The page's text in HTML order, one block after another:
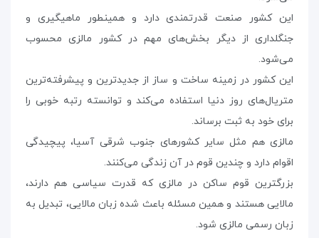
این کشور صنعت قدرتمندی دارد و همینطور ماهیگیری و
جنگلداری از دیگر بخش‌های مهم در کشور مالزی محسوب
می‌شود.
این کشور در زمینه ساخت و ساز از جدیدترین و پیشرفته‌ترین
متریال‌های روز دنیا استفاده می‌کند و توانسته رتبه خوبی را
برای خود به ثبت برساند.
مالزی هم مثل سایر کشورهای جنوب شرقی آسیا، پیچیدگی
اقوام دارد و چندین قوم در آن زندگی می‌کنند.
بزرگترین قوم ساکن در مالزی که قدرت سیاسی هم دارند،
مالایی هستند و همین مسئله باعث شده زبان مالایی، تبدیل به
زبان رسمی مالزی شود.